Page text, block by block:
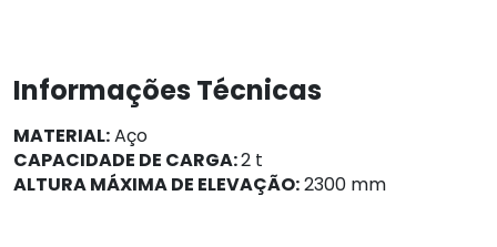
Informações Técnicas
MATERIAL:Aço
CAPACIDADE DE CARGA:2 t
ALTURA MÁXIMA DE ELEVAÇÃO:2300 mm